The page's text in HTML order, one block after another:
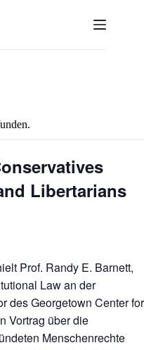
Libertarians
Prof. Randy E. Barnett,
Law an der
des Georgetown Center for
Vortrag über die
Menschenrechte